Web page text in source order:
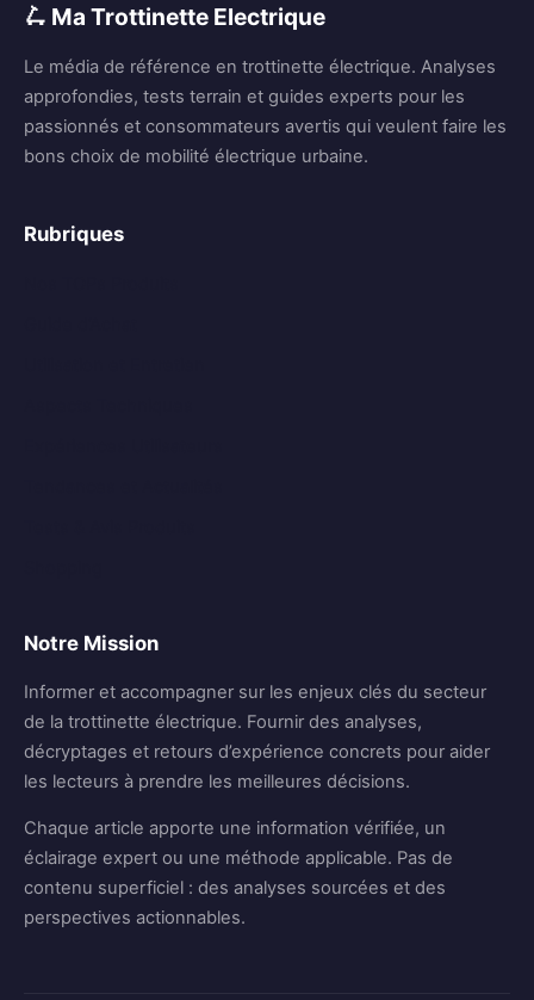
🛴 Ma Trottinette Electrique
Le média de référence en trottinette électrique. Analyses
approfondies, tests terrain et guides experts pour les
passionnés et consommateurs avertis qui veulent faire les
bons choix de mobilité électrique urbaine.
Rubriques
Notre Mission
Informer et accompagner sur les enjeux clés du secteur
de la trottinette électrique. Fournir des analyses,
décryptages et retours d’expérience concrets pour aider
les lecteurs à prendre les meilleures décisions.
Chaque article apporte une information vérifiée, un
éclairage expert ou une méthode applicable. Pas de
contenu superficiel : des analyses sourcées et des
perspectives actionnables.